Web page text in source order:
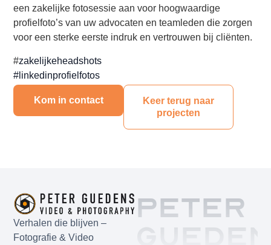
een zakelijke fotosessie aan voor hoogwaardige
profielfoto’s van uw advocaten en teamleden die zorgen
voor een sterke eerste indruk en vertrouwen bij cliënten.
#zakelijkeheadshots
#linkedinprofielfotos
Kom in contact
Keer terug naar
projecten
Verhalen die blijven –
Fotografie & Video
Peter